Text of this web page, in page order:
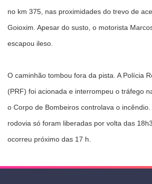
no km 375, nas proximidades do trevo de
Goioxim. Apesar do susto, o motorista
escapou ileso.
O caminhão tombou fora da pista. A Polícia
(PRF) foi acionada e interrompeu o tráfego
o Corpo de Bombeiros controlava o
rodovia só foram liberadas por volta das
ocorreu próximo das 17 h.